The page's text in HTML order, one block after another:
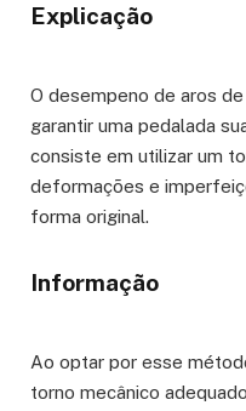
Explicação
O desempeno de aros
garantir uma pedalada
consiste em utilizar um
deformações e
forma original.
Informação
Ao optar por esse
torno mecânico